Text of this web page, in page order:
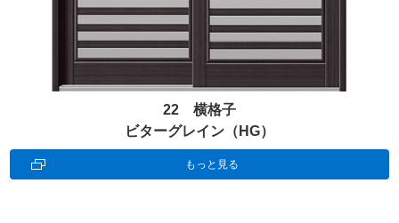
22 横格子
ビターグレイン（HG）
もっと見る